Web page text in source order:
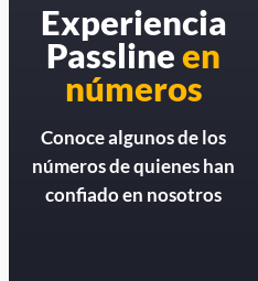
Experiencia
Passlineen
números
Conoce algunos de los
números de quienes han
confiado en nosotros